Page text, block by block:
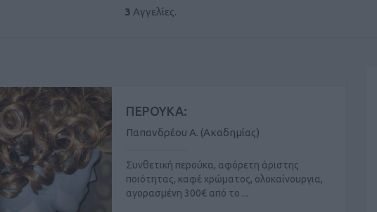
3 Αγγελίες.
ΠΕΡΟΥΚΑ:
Παπανδρέου Α. (Ακαδημίας)
Συνθετική περούκα, αφόρετη άριστης
ποιότητας, καφέ χρώματος, ολοκαίνουργια,
αγορασμένη 300€ από το ...